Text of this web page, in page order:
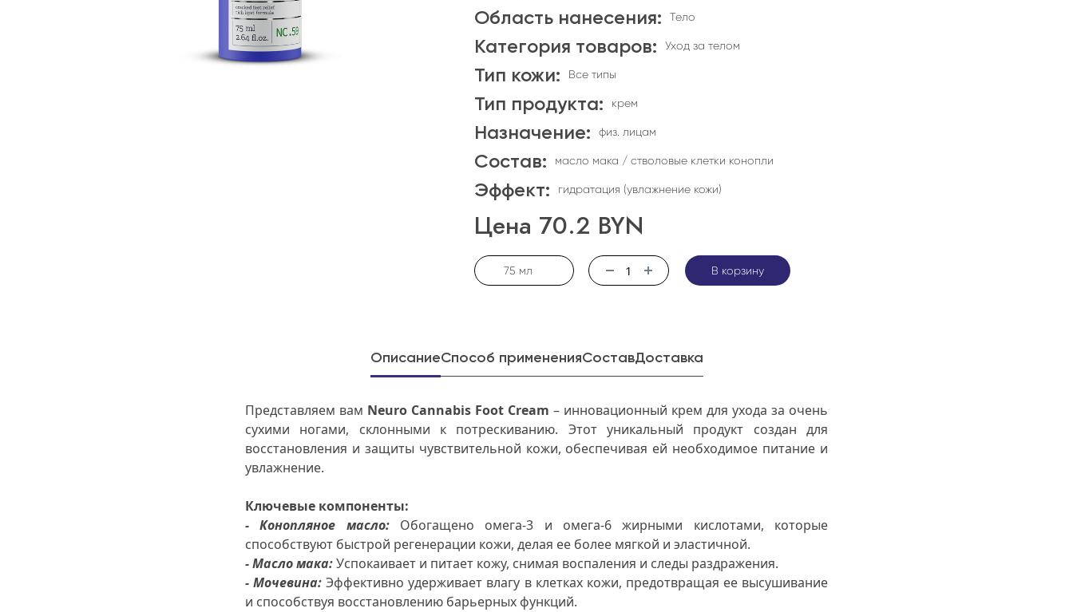
Область нанесения: Тело
Категория товаров: Уход за телом
Тип кожи: Все типы
Тип продукта: крем
Назначение: физ. лицам
Состав: масло мака / стволовые клетки конопли
Эффект: гидратация (увлажнение кожи)
Цена 70.2 BYN
75 мл В корзину
ОписаниеСпособ примененияСоставДоставка
Представляем вам Neuro Cannabis Foot Cream – инновационный крем для ухода за очень
сухими ногами, склонными к потрескиванию. Этот уникальный продукт создан для
восстановления и защиты чувствительной кожи, обеспечивая ей необходимое питание и
увлажнение.
Ключевые компоненты:
-Конопляное масло:Обогащено омега-3 и омега-6 жирными кислотами, которые
способствуют быстрой регенерации кожи, делая ее более мягкой и эластичной.
-Масло мака:Успокаивает и питает кожу, снимая воспаления и следы раздражения.
-Мочевина: Эффективно удерживает влагу в клетках кожи, предотвращая ее высушивание
и способствуя восстановлению барьерных функций.